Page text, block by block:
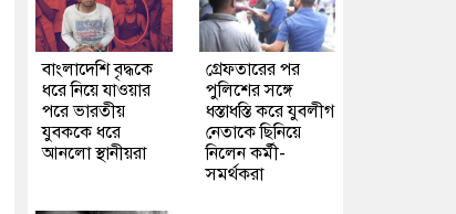
বাংলাদেশি বৃদ্ধকে
ধরে নিয়ে যাওয়ার
পরে ভারতীয়
যুবককে ধরে
আনলো স্থানীয়রা
গ্রেফতারের পর
পুলিশের সঙ্গে
ধস্তাধস্তি করে যুবলীগ
নেতাকে ছিনিয়ে
নিলেন কর্মী-
সমর্থকরা